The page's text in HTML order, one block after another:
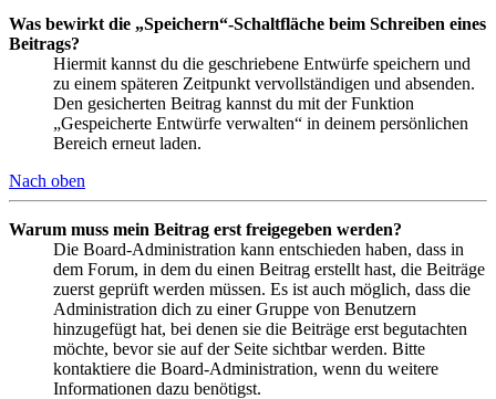
Was bewirkt die „Speichern“-Schaltfläche beim Schreiben eines
Beitrags?
Hiermit kannst du die geschriebene Entwürfe speichern und
zu einem späteren Zeitpunkt vervollständigen und absenden.
Den gesicherten Beitrag kannst du mit der Funktion
„Gespeicherte Entwürfe verwalten“ in deinem persönlichen
Bereich erneut laden.
Nach oben
Warum muss mein Beitrag erst freigegeben werden?
Die Board-Administration kann entschieden haben, dass in
dem Forum, in dem du einen Beitrag erstellt hast, die Beiträge
zuerst geprüft werden müssen. Es ist auch möglich, dass die
Administration dich zu einer Gruppe von Benutzern
hinzugefügt hat, bei denen sie die Beiträge erst begutachten
möchte, bevor sie auf der Seite sichtbar werden. Bitte
kontaktiere die Board-Administration, wenn du weitere
Informationen dazu benötigst.